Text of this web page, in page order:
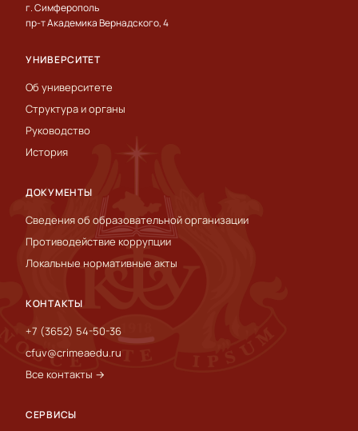
г. Симферополь
пр-т Академика Вернадского, 4
УНИВЕРСИТЕТ
Об университете
Структура и органы
Руководство
История
ДОКУМЕНТЫ
Сведения об образовательной организации
Противодействие коррупции
Локальные нормативные акты
КОНТАКТЫ
+7 (3652) 54-50-36
cfuv@crimeaedu.ru
Все контакты →
СЕРВИСЫ